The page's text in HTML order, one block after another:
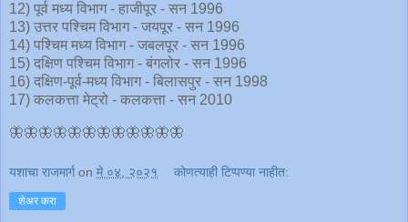
12) पूर्व मध्य विभाग - हाजीपूर - सन 1996
13) उत्तर पश्चिम विभाग - जयपूर - सन 1996
14) पश्चिम मध्य विभाग - जबलपूर - सन 1996
15) दक्षिण पश्चिम विभाग - बंगलोर - सन 1996
16) दक्षिण-पूर्व-मध्य विभाग - बिलासपुर - सन 1998
17) कलकत्ता मेट्रो - कलकत्ता - सन 2010
🦋🦋🦋🦋🦋🦋🦋🦋🦋🦋🦋🦋
यशाचा राजमार्ग on मे ०४, २०२१ कोणत्याही टिप्पण्‍या नाहीत:
शेअर करा